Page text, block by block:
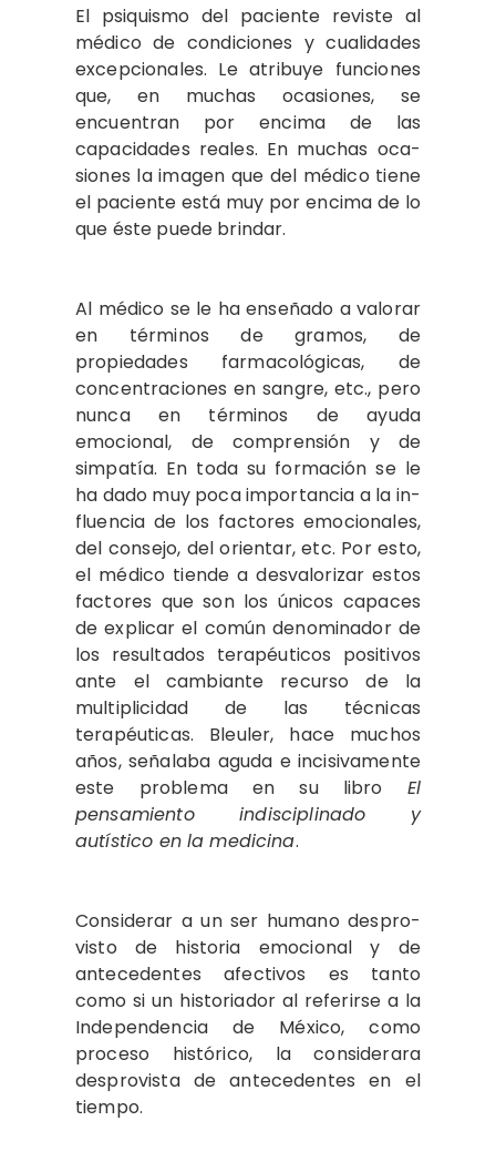
El psiquismo del paciente reviste al
mé­dico de condiciones y cualidades
excepcio­nales. Le atribuye funciones
que, en muchas ocasiones, se
encuentran por encima de las
capacidades reales. En muchas oca­
siones la imagen que del médico tiene
el paciente está muy por encima de lo
que éste puede brindar.
Al médico se le ha enseñado a va­lorar
en términos de gramos, de
propiedades farmacológicas, de
concentraciones en sangre, etc., pero
nunca en términos de ayuda
emocional, de comprensión y de
simpatía. En toda su formación se le
ha dado muy poca importancia a la in­
fluencia de los factores emocionales,
del consejo, del orientar, etc. Por esto,
el mé­dico tiende a desvalorizar estos
factores que son los únicos capaces
de explicar el común denominador de
los resultados terapéuticos positivos
ante el cambiante re­curso de la
multiplicidad de las técnicas
terapéuticas. Bleuler, hace muchos
años, se­ñalaba aguda e incisivamente
este proble­ma en su libro El
pensamiento indiscipli­nado y
autístico en la medicina.
Considerar a un ser humano despro­
visto de historia emocional y de
antece­dentes afectivos es tanto
como si un his­toriador al referirse a la
Independencia de México, como
proceso histórico, la consi­derara
desprovista de antecedentes en el
tiempo.